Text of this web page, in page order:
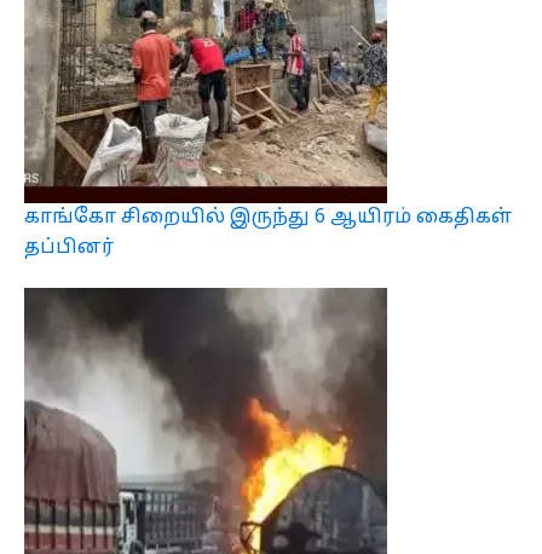
காங்கோ சிறையில் இருந்து 6 ஆயிரம் கைதிகள்
தப்பினர்